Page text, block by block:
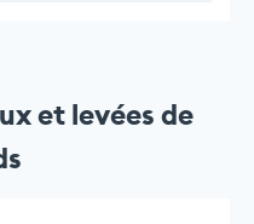
et levées de